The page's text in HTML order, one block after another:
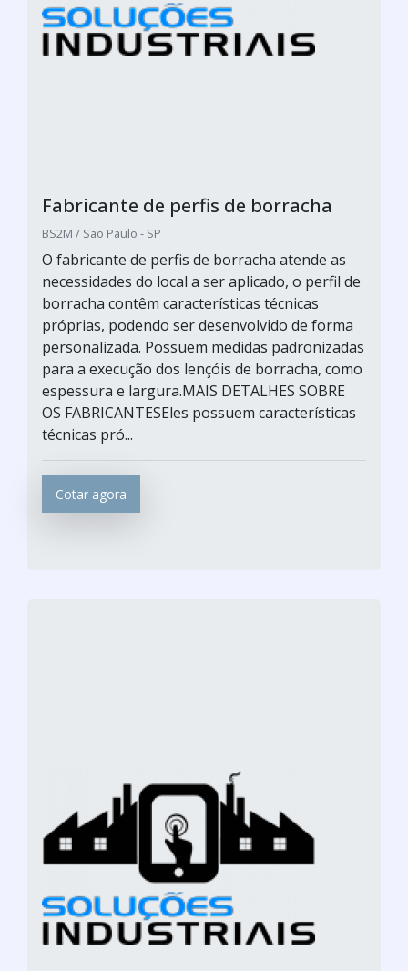
Fabricante de perfis de borracha
BS2M / São Paulo - SP
O fabricante de perfis de borracha atende as
necessidades do local a ser aplicado, o perfil de
borracha contêm características técnicas
próprias, podendo ser desenvolvido de forma
personalizada. Possuem medidas padronizadas
para a execução dos lençóis de borracha, como
espessura e largura.MAIS DETALHES SOBRE
OS FABRICANTESEles possuem características
técnicas pró...
Cotar agora